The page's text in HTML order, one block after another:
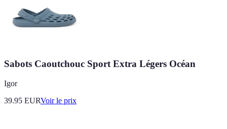
Sabots Caoutchouc Sport Extra Légers Océan
Igor
39.95 EURVoir le prix